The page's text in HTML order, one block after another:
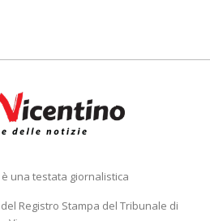
è una testata giornalistica
Registro Stampa del Tribunale di